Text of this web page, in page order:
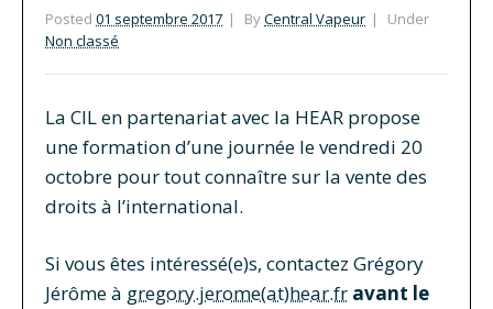
Posted 01 septembre 2017 ByCentral Vapeur
Under
Non classé
La CIL en partenariat avec la HEAR propose
une formation d’une journée le vendredi 20
octobre pour tout connaître sur la vente des
droits à l’international.
Si vous êtes intéressé(e)s, contactez Grégory
Jérôme à gregory.jerome(at)hear.fr avant le